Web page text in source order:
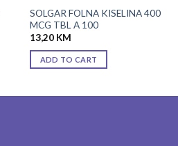
SOLGAR FOLNA KISELINA 400
MCG TBL A 100
13,20 KM
ADD TO CART